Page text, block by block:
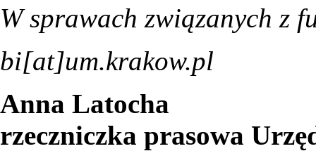
W sprawach związanych z
bi[at]um.krakow.pl
Anna Latocha
rzeczniczka prasowa